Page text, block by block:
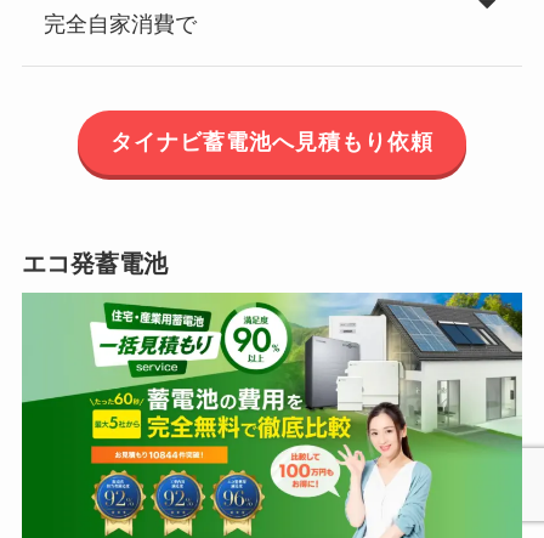
完全自家消費で
タイナビ蓄電池へ見積もり依頼
エコ発蓄電池